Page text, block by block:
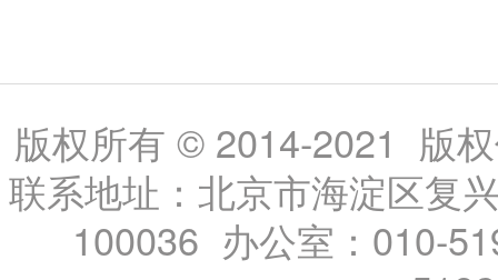
版权所有 © 2014-2021 版
联系地址：北京市海淀区复
100036 办公室：010-